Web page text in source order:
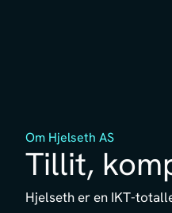
Om Hjelseth AS
Tillit,
Hjelseth er en IKT-